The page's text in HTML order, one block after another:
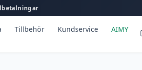
Tillbehör Kundservice AIMY